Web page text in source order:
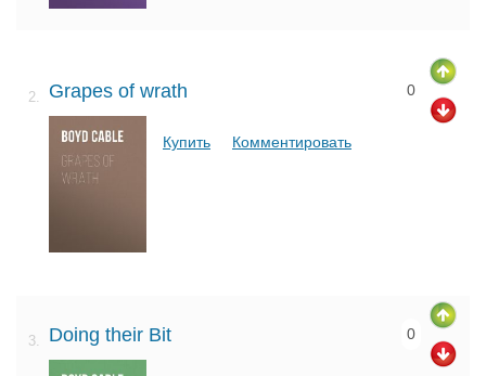
2. Grapes of wrath 0
Купить Комментировать
3. Doing their Bit 0